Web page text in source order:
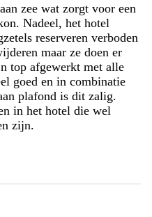
zee wat zorgt voor een
Nadeel, het hotel
reserveren verboden
maar ze doen er
top afgewerkt met alle
goed en in combinatie
plafond is dit zalig.
in het hotel die wel
zijn.